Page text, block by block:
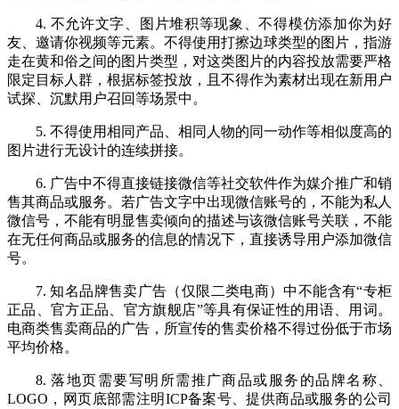
4. 不允许文字、图片堆积等现象、不得模仿添加你为好
友、邀请你视频等元素。不得使用打擦边球类型的图片，指游
走在黄和俗之间的图片类型，对这类图片的内容投放需要严格
限定目标人群，根据标签投放，且不得作为素材出现在新用户
试探、沉默用户召回等场景中。
5. 不得使用相同产品、相同人物的同一动作等相似度高的
图片进行无设计的连续拼接。
6. 广告中不得直接链接微信等社交软件作为媒介推广和销
售其商品或服务。若广告文字中出现微信账号的，不能为私人
微信号，不能有明显售卖倾向的描述与该微信账号关联，不能
在无任何商品或服务的信息的情况下，直接诱导用户添加微信
号。
7. 知名品牌售卖广告（仅限二类电商）中不能含有“专柜
正品、官方正品、官方旗舰店”等具有保证性的用语、用词。
电商类售卖商品的广告，所宣传的售卖价格不得过份低于市场
平均价格。
8. 落地页需要写明所需推广商品或服务的品牌名称、
LOGO，网页底部需注明ICP备案号、提供商品或服务的公司